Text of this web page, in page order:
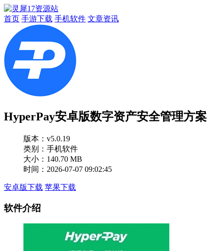
首页 手游下载 手机软件 文章资讯
HyperPay安卓版数字资产安全管理方案
版本： v5.0.19
类别：手机软件
大小：140.70 MB
时间：2026-07-07 09:02:45
安卓版下载 苹果下载
软件介绍